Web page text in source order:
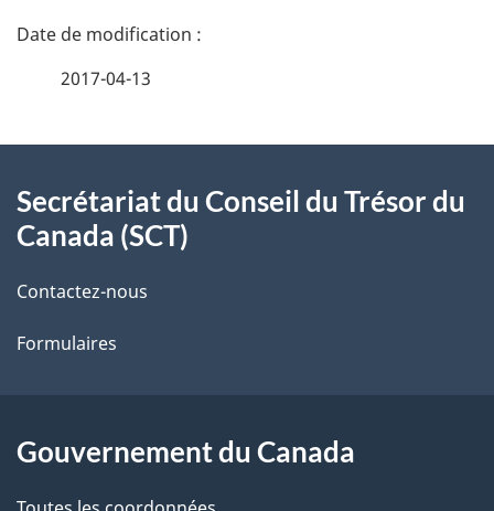
D
i
s
d
l
a
2017-04-13
propos
de
ce
site
Secrétariat du Conseil du Trésor du
Canada (SCT)
Contactez-nous
Formulaires
Gouvernement du Canada